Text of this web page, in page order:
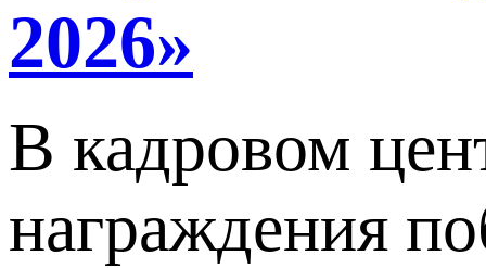
2026»
В кадровом
награждения